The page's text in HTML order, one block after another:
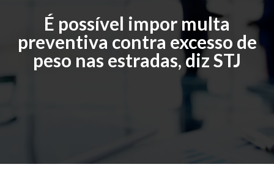
É possível impor multa
preventiva contra excesso de
peso nas estradas, diz STJ